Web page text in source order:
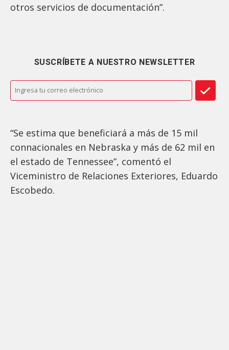
otros servicios de documentación”.
SUSCRÍBETE A NUESTRO NEWSLETTER
“Se estima que beneficiará a más de 15 mil
connacionales en Nebraska y más de 62 mil en
el estado de Tennessee”, comentó el
Viceministro de Relaciones Exteriores, Eduardo
Escobedo.